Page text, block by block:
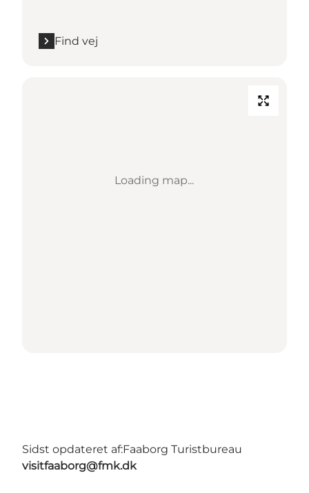
Find vej
Loading map...
Sidst opdateret af:Faaborg Turistbureau
visitfaaborg@fmk.dk